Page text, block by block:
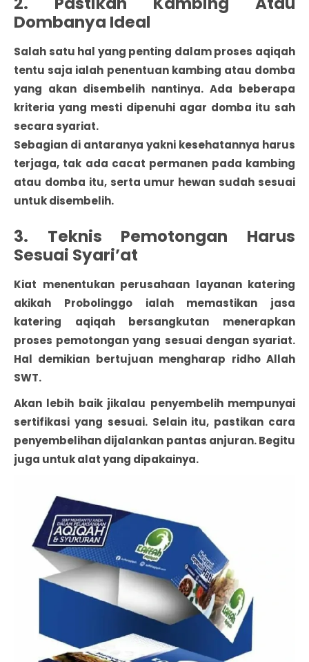
Dombanya Ideal
Salah satu hal yang penting dalam proses aqiqah
tentu saja ialah penentuan kambing atau domba
yang akan disembelih nantinya. Ada beberapa
kriteria yang mesti dipenuhi agar domba itu sah
secara syariat.
Sebagian di antaranya yakni kesehatannya harus
terjaga, tak ada cacat permanen pada kambing
atau domba itu, serta umur hewan sudah sesuai
untuk disembelih.
3. Teknis Pemotongan Harus
Sesuai Syari’at
Kiat menentukan perusahaan layanan katering
akikah Probolinggo ialah memastikan jasa
katering aqiqah bersangkutan menerapkan
proses pemotongan yang sesuai dengan syariat.
Hal demikian bertujuan mengharap ridho Allah
SWT.
Akan lebih baik jikalau penyembelih mempunyai
sertifikasi yang sesuai. Selain itu, pastikan cara
penyembelihan dijalankan pantas anjuran. Begitu
juga untuk alat yang dipakainya.